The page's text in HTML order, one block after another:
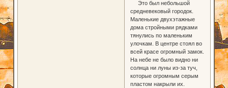
Это был небольшой
средневековый городок.
Маленькие двухэтажные
дома стройными рядками
тянулись по маленьким
улочкам. В центре стоял во
всей красе огромный замок.
На небе не было видно ни
солнца ни луны из-за туч,
которые огромным серым
пластом накрыли их.